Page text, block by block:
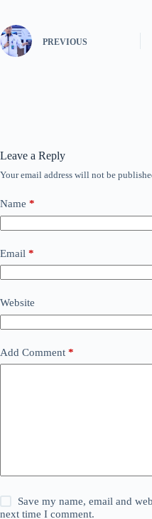
PREVIOUS
Leave a Reply
Your email address will not be
Name *
Email *
Website
Add Comment *
Save my name, email and
next time I comment.